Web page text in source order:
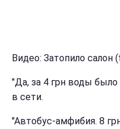
Видео: Затопило салон
"Да, за 4 грн воды
в сети.
"Автобус-амфибия. 8